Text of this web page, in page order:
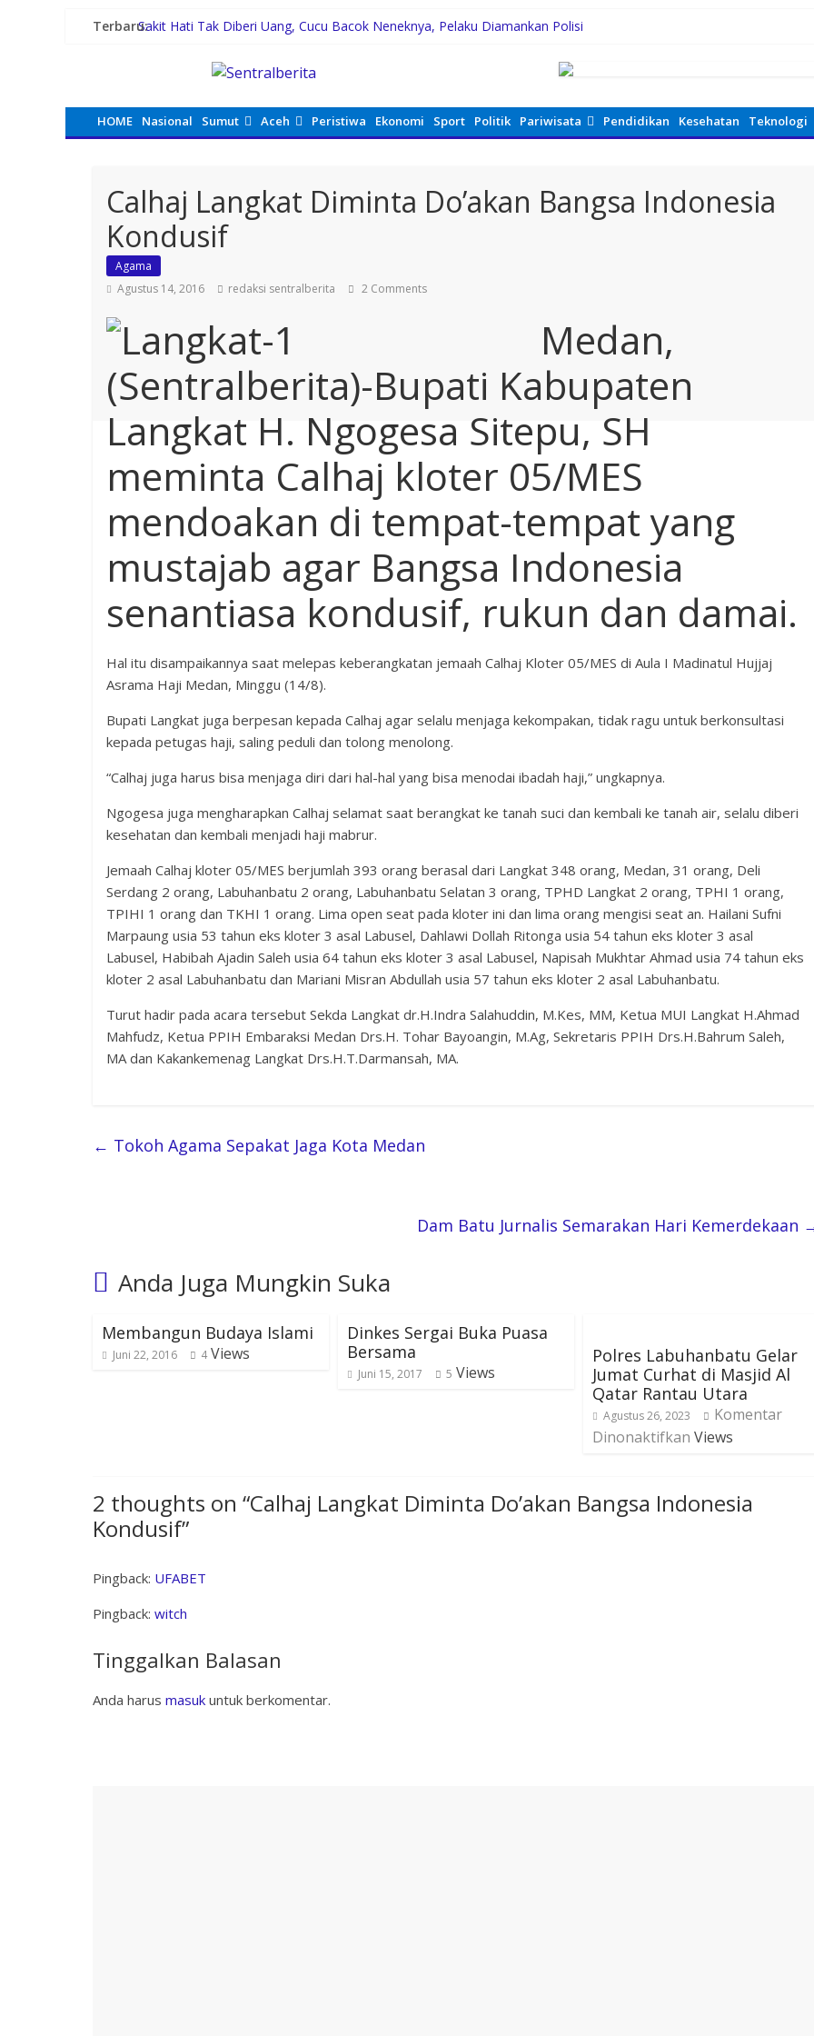
Terbaru:Sakit Hati Tak Diberi Uang, Cucu Bacok Neneknya, Pelaku Diamankan Polisi
Dayang Nan Tujuh Menggetarkan Gedung Kesenian Jakarta
42 Wartawan Berlaga di Turnamen Catur GRIB Jaya Labuhanbatu
HOME Nasional Sumut Aceh Peristiwa Ekonomi Sport Politik Pariwisata Pendidikan Kesehatan Teknologi
Calhaj Langkat Diminta Do’akan Bangsa Indonesia
Kondusif
Agama
Agustus 14, 2016
redaksi sentralberita 2 Comments
Medan,
(Sentralberita)-Bupati Kabupaten
Langkat H. Ngogesa Sitepu, SH
meminta Calhaj kloter 05/MES
mendoakan di tempat-tempat yang
mustajab agar Bangsa Indonesia
senantiasa kondusif, rukun dan damai.
Hal itu disampaikannya saat melepas keberangkatan jemaah Calhaj Kloter 05/MES di Aula I Madinatul Hujjaj
Asrama Haji Medan, Minggu (14/8).
Bupati Langkat juga berpesan kepada Calhaj agar selalu menjaga kekompakan, tidak ragu untuk berkonsultasi
kepada petugas haji, saling peduli dan tolong menolong.
“Calhaj juga harus bisa menjaga diri dari hal-hal yang bisa menodai ibadah haji,” ungkapnya.
Ngogesa juga mengharapkan Calhaj selamat saat berangkat ke tanah suci dan kembali ke tanah air, selalu diberi
kesehatan dan kembali menjadi haji mabrur.
Jemaah Calhaj kloter 05/MES berjumlah 393 orang berasal dari Langkat 348 orang, Medan, 31 orang, Deli
Serdang 2 orang, Labuhanbatu 2 orang, Labuhanbatu Selatan 3 orang, TPHD Langkat 2 orang, TPHI 1 orang,
TPIHI 1 orang dan TKHI 1 orang. Lima open seat pada kloter ini dan lima orang mengisi seat an. Hailani Sufni
Marpaung usia 53 tahun eks kloter 3 asal Labusel, Dahlawi Dollah Ritonga usia 54 tahun eks kloter 3 asal
Labusel, Habibah Ajadin Saleh usia 64 tahun eks kloter 3 asal Labusel, Napisah Mukhtar Ahmad usia 74 tahun eks
kloter 2 asal Labuhanbatu dan Mariani Misran Abdullah usia 57 tahun eks kloter 2 asal Labuhanbatu.
Turut hadir pada acara tersebut Sekda Langkat dr.H.Indra Salahuddin, M.Kes, MM, Ketua MUI Langkat H.Ahmad
Mahfudz, Ketua PPIH Embaraksi Medan Drs.H. Tohar Bayoangin, M.Ag, Sekretaris PPIH Drs.H.Bahrum Saleh,
MA dan Kakankemenag Langkat Drs.H.T.Darmansah, MA.
← Tokoh Agama Sepakat Jaga Kota Medan
Dam Batu Jurnalis Semarakan Hari Kemerdekaan
Anda Juga Mungkin Suka
Membangun Budaya Islami
Juni 22, 2016 4 Views
Dinkes Sergai Buka Puasa
Bersama
Juni 15, 2017 5 Views
Polres Labuhanbatu Gelar
Jumat Curhat di Masjid Al
Qatar Rantau Utara
Agustus 26, 2023
Komentar
Dinonaktifkan Views
2 thoughts on “Calhaj Langkat Diminta Do’akan Bangsa Indonesia
Kondusif”
Pingback: UFABET
Pingback: witch
Tinggalkan Balasan
Anda harus masuk untuk berkomentar.